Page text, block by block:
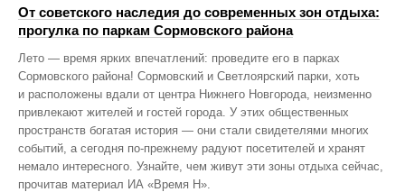
От советского наследия до современных зон отдыха:
прогулка по паркам Сормовского района
Лето — время ярких впечатлений: проведите его в парках
Сормовского района! Сормовский и Светлоярский парки, хоть
и расположены вдали от центра Нижнего Новгорода, неизменно
привлекают жителей и гостей города. У этих общественных
пространств богатая история — они стали свидетелями многих
событий, а сегодня по‑прежнему радуют посетителей и хранят
немало интересного. Узнайте, чем живут эти зоны отдыха сейчас,
прочитав материал ИА «Время Н».